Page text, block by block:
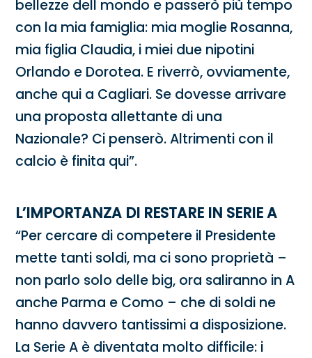
bellezze dell mondo e passerò più tempo
con la mia famiglia: mia moglie Rosanna,
mia figlia Claudia, i miei due nipotini
Orlando e Dorotea. E riverrò, ovviamente,
anche qui a Cagliari. Se dovesse arrivare
una proposta allettante di una
Nazionale? Ci penserò. Altrimenti con il
calcio è finita qui”.
L’IMPORTANZA DI RESTARE IN SERIE A
“Per cercare di competere il Presidente
mette tanti soldi, ma ci sono proprietà –
non parlo solo delle big, ora saliranno in A
anche Parma e Como – che di soldi ne
hanno davvero tantissimi a disposizione.
La Serie A è diventata molto difficile: i